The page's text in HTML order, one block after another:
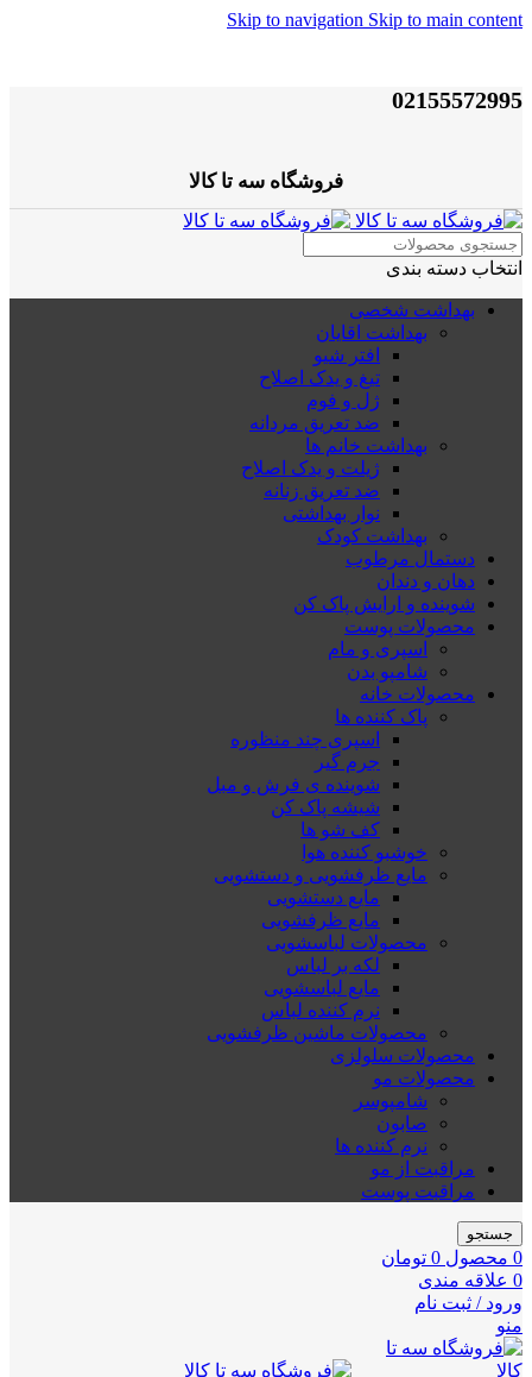
Skip to navigation Skip to main content
02155572995
فروشگاه سه تا کالا
انتخاب دسته بندی
بهداشت شخصی
بهداشت اقایان
افتر شیو
تیغ و یدک اصلاح
ژل و فوم
ضد تعریق مردانه
بهداشت خانم ها
ژیلت و یدک اصلاح
ضد تعریق زنانه
نوار بهداشتی
بهداشت کودک
دستمال مرطوب
دهان و دندان
شوینده و ارایش پاک کن
محصولات پوست
اسپری و مام
شامپو بدن
محصولات خانه
پاک کننده ها
اسپری چند منظوره
جرم گیر
شوینده ی فرش و مبل
شیشه پاک کن
کف شو ها
خوشبو کننده هوا
مایع ظرفشویی و دستشویی
مایع دستشویی
مایع ظرفشویی
محصولات لباسشویی
لکه بر لباس
مایع لباسشویی
نرم کننده لباس
محصولات ماشین ظرفشویی
محصولات سلولزی
محصولات مو
شامپوسر
صابون
نرم کننده ها
مراقبت از مو
مراقبت پوست
جستجو
0 محصول 0 تومان
0 علاقه مندی
ورود / ثبت نام
منو